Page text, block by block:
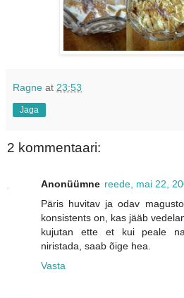
Ragne at 23:53
Jaga
2 kommentaari:
Anonüümne reede, mai 22,
Päris huvitav ja odav
konsistents on, kas jääb
kujutan ette et kui peale
niristada, saab õige hea.
Vasta